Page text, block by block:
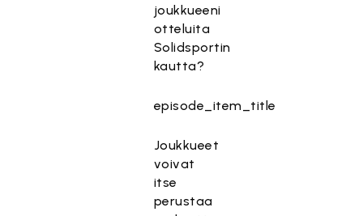
joukkueeni
otteluita
Solidsportin
kautta?
episode_item_title
Joukkueet
voivat
itse
perustaa